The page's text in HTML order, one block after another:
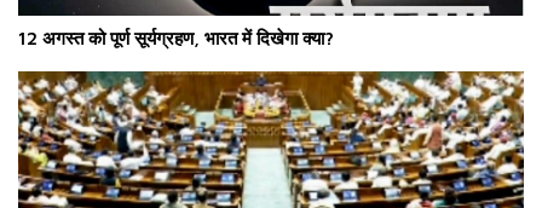
12 अगस्त को पूर्ण सूर्यग्रहण, भारत में दिखेगा क्या?